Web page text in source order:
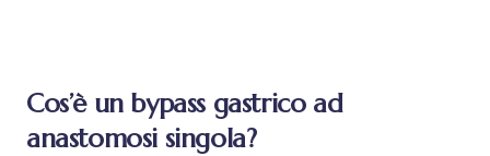
Cos’è un bypass gastrico ad
anastomosi singola?